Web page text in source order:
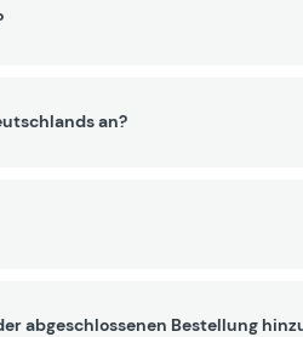
an?
abgeschlossenen Bestellung